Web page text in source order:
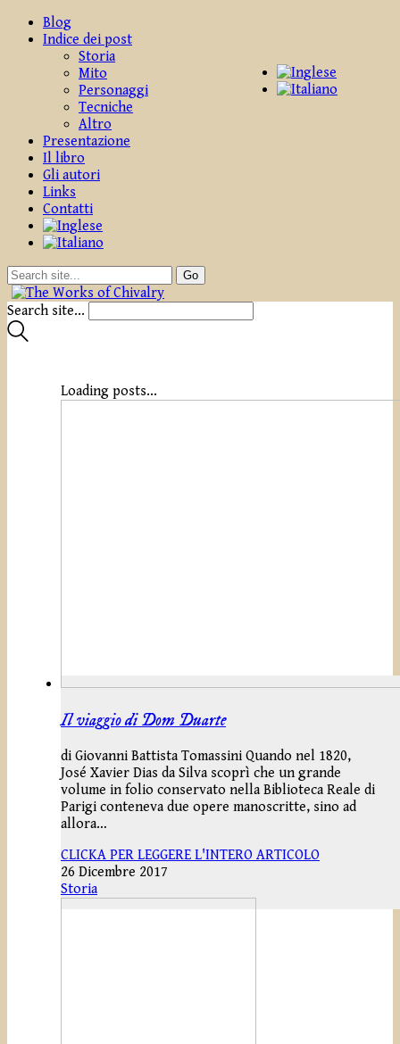
Blog
Indice dei post
Storia
Mito
Personaggi
Tecniche
Altro
Presentazione
Il libro
Gli autori
Links
Contatti
Search site...
Loading posts...
Il viaggio di Dom Duarte
di Giovanni Battista Tomassini Quando nel 1820,
José Xavier Dias da Silva scoprì che un grande
volume in folio conservato nella Biblioteca Reale di
Parigi conteneva due opere manoscritte, sino ad
allora…
CLICKA PER LEGGERE L'INTERO ARTICOLO
26 Dicembre 2017
Storia